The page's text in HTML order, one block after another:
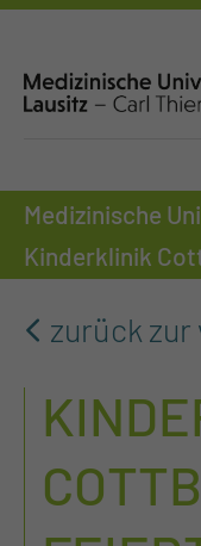
Medizinische
Kinderklinik
zurück